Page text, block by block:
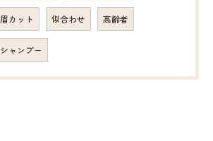
眉カット 似合わせ 高齢者
シャンプー